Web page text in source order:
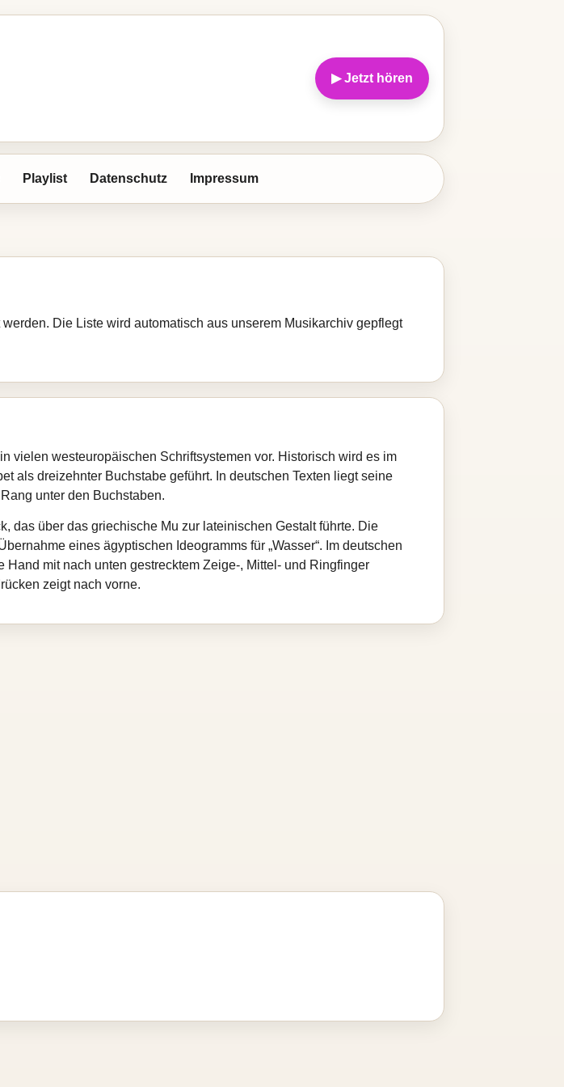
▶ Jetzt hören
Playlist Datenschutz Impressum
Die Liste wird automatisch aus unserem Musikarchiv gepflegt
vielen westeuropäischen Schriftsystemen vor. Historisch wird es im
als dreizehnter Buchstabe geführt. In deutschen Texten liegt seine
unter den Buchstaben.
das über das griechische Mu zur lateinischen Gestalt führte. Die
eines ägyptischen Ideogramms für „Wasser“. Im deutschen
mit nach unten gestrecktem Zeige-, Mittel- und Ringfinger
zeigt nach vorne.